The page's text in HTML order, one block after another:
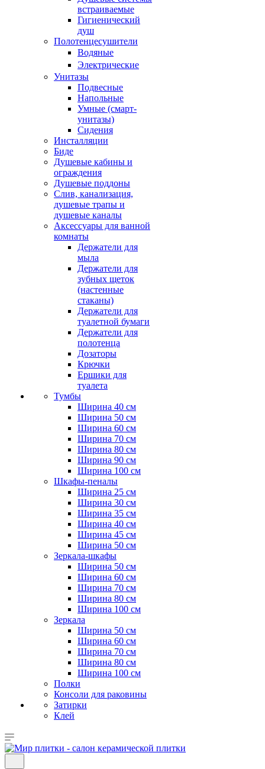
встраиваемые
Гигиенический
душ
Полотенцесушители
ㅤВодяные
ㅤЭлектрические
Унитазы
Подвесные
Напольные
Умные (смарт-
унитазы)
Сидения
Инсталляции
Биде
Душевые кабины и
ограждения
Душевые поддоны
Слив, канализация,
душевые трапы и
душевые каналы
Аксессуары для ванной
комнаты
Держатели для
мыла
Держатели для
зубных щеток
(настенные
стаканы)
Держатели для
туалетной бумаги
Держатели для
полотенца
Дозаторы
Крючки
Ершики для
туалета
Тумбы
Ширина 40 см
Ширина 50 см
Ширина 60 см
Ширина 70 см
Ширина 80 см
Ширина 90 см
Ширина 100 см
Шкафы-пеналы
Ширина 25 см
Ширина 30 см
Ширина 35 см
Ширина 40 см
Ширина 45 см
Ширина 50 см
Зеркала-шкафы
Ширина 50 см
Ширина 60 см
Ширина 70 см
Ширина 80 см
Ширина 100 см
Зеркала
Ширина 50 см
Ширина 60 см
Ширина 70 см
Ширина 80 см
Ширина 100 см
Полки
Консоли для раковины
Затирки
Клей